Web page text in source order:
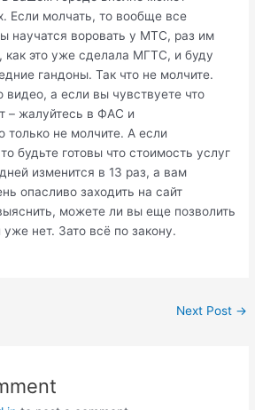
Если молчать, то вообще все
научатся воровать у МТС, раз им
как это уже сделала МГТС, и буду
гандоны. Так что не молчите.
видео, а если вы чувствуете что
– жалуйтесь в ФАС и
только не молчите. А если
будьте готовы что стоимость услуг
изменится в 13 раз, а вам
опасливо заходить на сайт
можете ли вы еще позволить
уже нет. Зато всё по закону.
Next Post →